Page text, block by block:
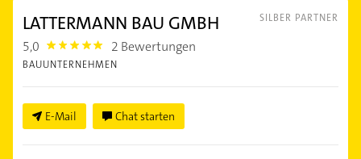
SILBER PARTNER
LATTERMANN BAU GMBH
5,0 5.0 2 Bewertungen
BAUUNTERNEHMEN
E-Mail Chat starten